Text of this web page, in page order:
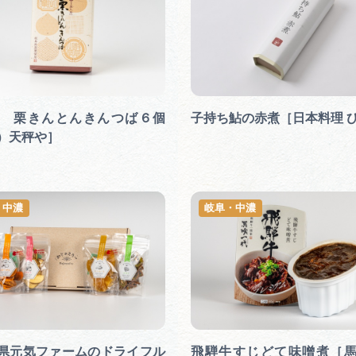
栗きんとんきんつば６個
天秤や］
子持ち鮎の赤煮［日本料理
元気ファームのドライフル
中濃
飛騨牛すじどて味噌煮［
岐阜・中濃